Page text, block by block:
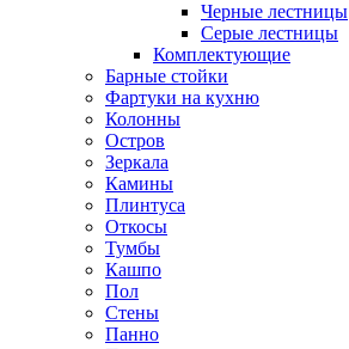
Черные лестницы
Серые лестницы
Комплектующие
Барные стойки
Фартуки на кухню
Колонны
Остров
Зеркала
Камины
Плинтуса
Откосы
Тумбы
Кашпо
Пол
Стены
Панно